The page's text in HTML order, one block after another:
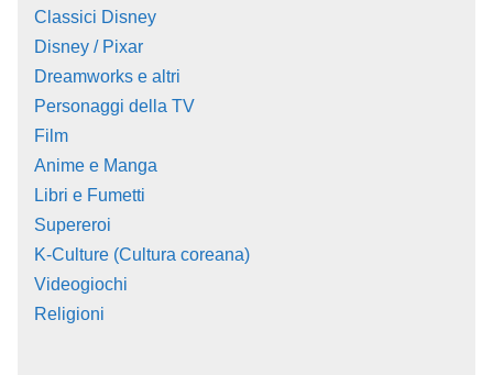
Classici Disney
Disney / Pixar
Dreamworks e altri
Personaggi della TV
Film
Anime e Manga
Libri e Fumetti
Supereroi
K-Culture (Cultura coreana)
Videogiochi
Religioni